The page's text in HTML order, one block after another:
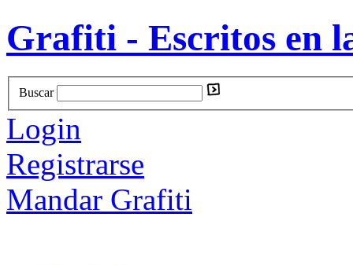
Grafiti - Escritos en
Buscar
Login
Registrarse
Mandar Grafiti